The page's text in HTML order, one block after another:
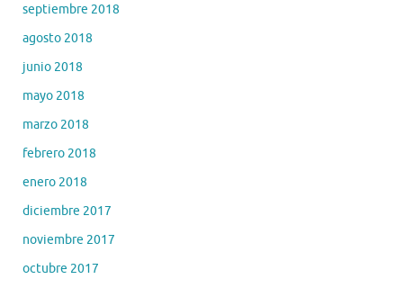
septiembre 2018
agosto 2018
junio 2018
mayo 2018
marzo 2018
febrero 2018
enero 2018
diciembre 2017
noviembre 2017
octubre 2017